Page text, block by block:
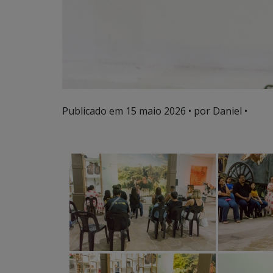
Publicado em 15 maio 2026 • por Daniel •